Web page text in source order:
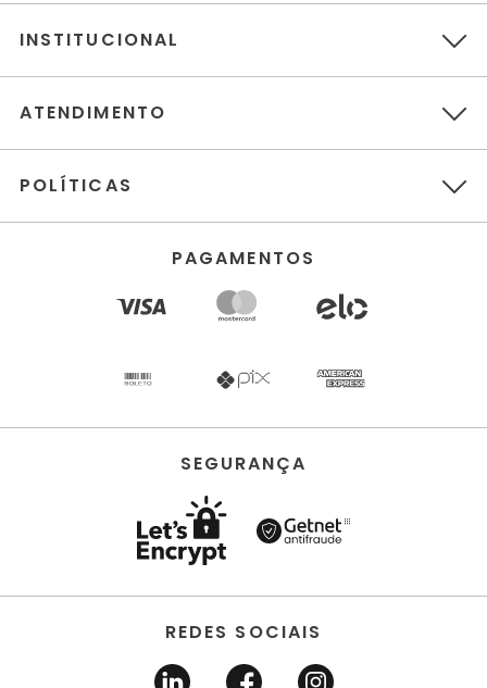
INSTITUCIONAL
ATENDIMENTO
POLÍTICAS
PAGAMENTOS
SEGURANÇA
REDES SOCIAIS